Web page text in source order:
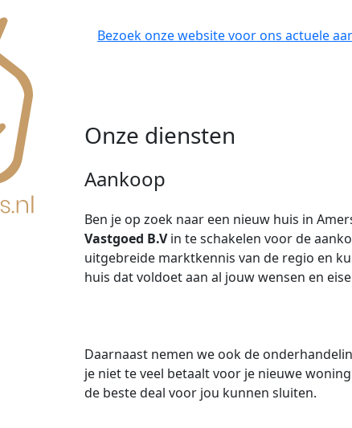
Bezoek onze website voor ons actuele
Onze diensten
Aankoop
Ben je op zoek naar een nieuw huis in
Vastgoed B.Vin te schakelen voor de
uitgebreide marktkennis van de regio en
huis dat voldoet aan al jouw wensen en
Daarnaast nemen we ook de
je niet te veel betaalt voor je nieuwe
de beste deal voor jou kunnen sluiten.